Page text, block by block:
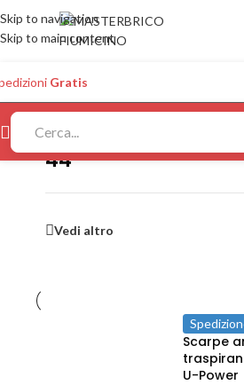
Skip to navigation
Skip to main content
Gratis
44
Vedi altro
Scarpe
U-Power